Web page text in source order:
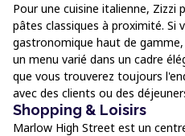
Pour une cuisine italienne, Zizzi
pâtes classiques à proximité. Si
gastronomique haut de
un menu varié dans un cadre
que vous trouverez toujours
avec des clients ou des
Shopping & Loisirs
Marlow High Street est un